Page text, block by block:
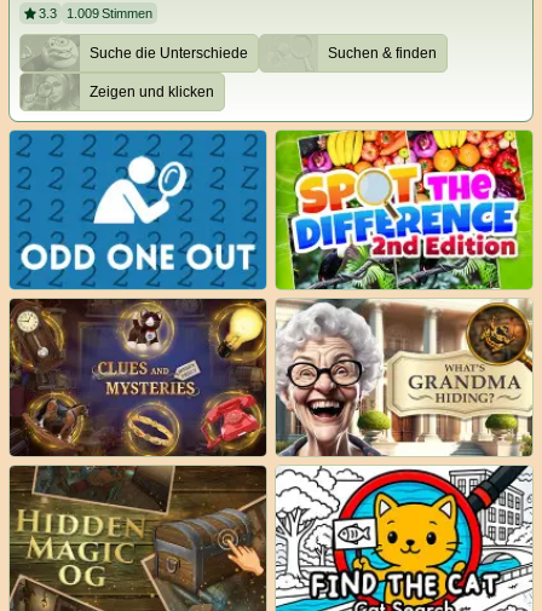
3.3 1.009Stimmen
Suche die Unterschiede Suchen & finden
Zeigen und klicken